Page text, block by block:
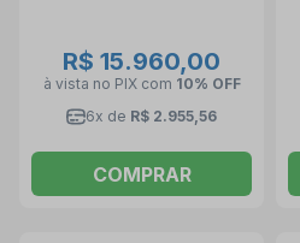
R$ 15.960,00
à vista no PIX com 10% OFF
6x de R$ 2.955,56
COMPRAR